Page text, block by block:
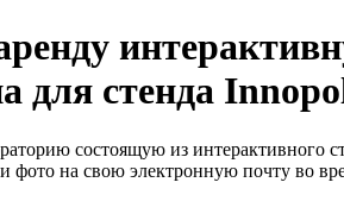
для стенда
состоящую из интерактивного
на свою электронную почту во